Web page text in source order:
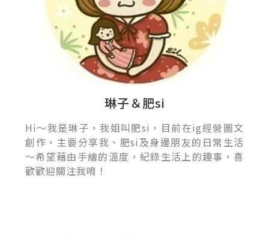
琳子＆肥si
Hi～我是琳子，我姐叫肥si，目前在ig經營圖文
創作，主要分享我、肥si及身邊朋友的日常生活
～希望藉由手繪的溫度，紀錄生活上的趣事，喜
歡歡迎關注我唷！